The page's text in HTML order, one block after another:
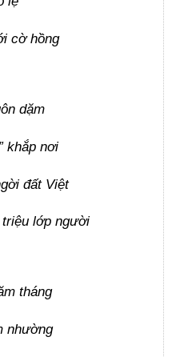
cờ hồng
dặm
khắp nơi
đất Việt
lớp người
tháng
nhường